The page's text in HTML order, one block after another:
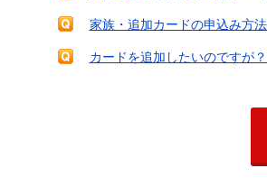
家族・追加カードの申込み方
カードを追加したいのですが